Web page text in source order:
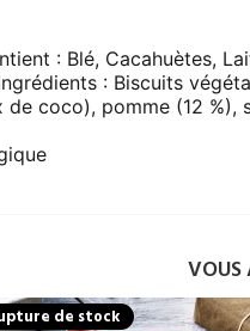
: Blé, Cacahuètes,
: Biscuits
coco), pomme (12
VOUS
de stock